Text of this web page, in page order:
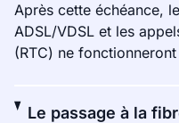
Après cette échéance,
ADSL/VDSL et les
(RTC) ne
Le passage à la